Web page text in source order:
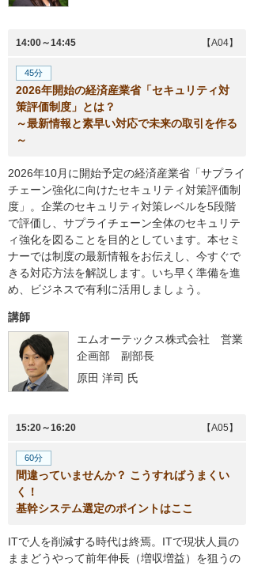
14:00～14:45 【A04】
45分
2026年開始の経済産業省「セキュリティ対
策評価制度」とは？
～最新情報と素早い対応で未来の取引を作る
～
2026年10月に開始予定の経済産業省「サプライ
チェーン強化に向けたセキュリティ対策評価制
度」。企業のセキュリティ対策レベルを5段階
で評価し、サプライチェーン全体のセキュリテ
ィ強化を図ることを目的としています。本セミ
ナーでは制度の最新情報をお伝えし、今すぐで
きる対応方法を解説します。いち早く準備を進
め、ビジネスで有利に活用しましょう。
講師
エムオーテックス株式会社 営業
企画部
副部長
原田 洋司 氏
15:20～16:20 【A05】
60分
間違っていませんか？ こうすればうまくい
く！
基幹システム選定のポイントはここ
ITで人を削減する時代は終焉。ITで現状人員の
ままどうやって前年伸長（増収増益）を狙うの